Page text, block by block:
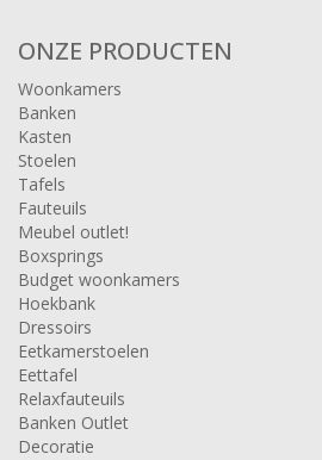
ONZE PRODUCTEN
Woonkamers
Banken
Kasten
Stoelen
Tafels
Fauteuils
Meubel outlet!
Boxsprings
Budget woonkamers
Hoekbank
Dressoirs
Eetkamerstoelen
Eettafel
Relaxfauteuils
Banken Outlet
Decoratie